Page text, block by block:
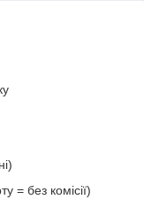
= без комісії)